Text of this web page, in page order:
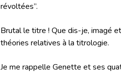
révoltées”.
Brutal le titre ! Que dis-je, imagé
théories relatives à la titrologie.
Je me rappelle Genette et ses